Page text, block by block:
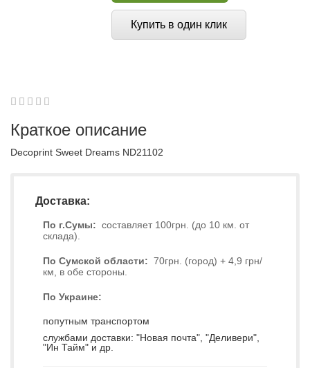
Купить в один клик
12345
Краткое описание
Decoprint Sweet Dreams ND21102
Доставка:
По г.Сумы: составляет 100грн. (до 10 км. от
склада).
По Сумской области: 70грн. (город) + 4,9 грн/
км, в обе стороны.
По Украине:
попутным транспортом
службами доставки: "Новая почта", "Деливери",
"Ин Тайм" и др.